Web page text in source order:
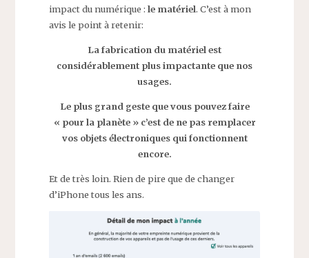
impact du numérique : le matériel. C’est à mon
avis le point à retenir:
La fabrication du matériel est
considérablement plus impactante que nos
usages.
Le plus grand geste que vous pouvez faire
« pour la planète » c’est de ne pas remplacer
vos objets électroniques qui fonctionnent
encore.
Et de très loin. Rien de pire que de changer
d’iPhone tous les ans.